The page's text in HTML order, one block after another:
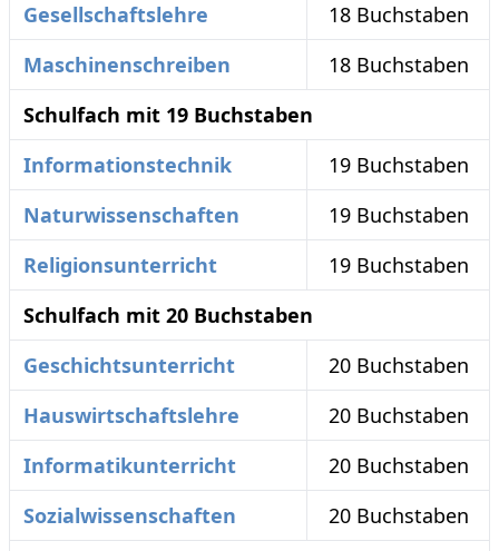
Gesellschaftslehre
18 Buchstaben
Maschinenschreiben
18 Buchstaben
Schulfach mit 19 Buchstaben
Informationstechnik
19 Buchstaben
Naturwissenschaften
19 Buchstaben
Religionsunterricht
19 Buchstaben
Schulfach mit 20 Buchstaben
Geschichtsunterricht
20 Buchstaben
Hauswirtschaftslehre
20 Buchstaben
Informatikunterricht
20 Buchstaben
Sozialwissenschaften
20 Buchstaben